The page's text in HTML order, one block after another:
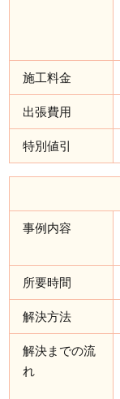
施工料金
出張費用
特別値引
事例内容
所要時間
解決方法
解決までの流
れ